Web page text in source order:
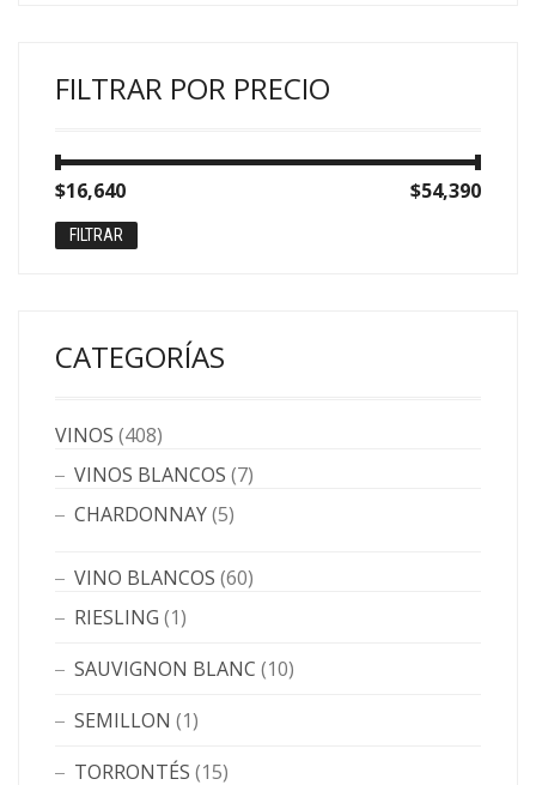
FILTRAR POR PRECIO
Precio
mínimo
Precio
máximo
FILTRAR
$16,640 $54,390
CATEGORÍAS
VINOS (408)
VINOS BLANCOS (7)
CHARDONNAY(5)
VINO BLANCOS (60)
RIESLING (1)
SAUVIGNON BLANC (10)
SEMILLON (1)
TORRONTÉS (15)